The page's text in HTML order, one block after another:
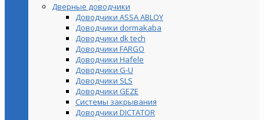
Дверные доводчики
Доводчики ASSA ABLOY
Доводчики dormakaba
Доводчики dk tech
Доводчики FARGO
Доводчики Hafele
Доводчики G-U
Доводчики SLS
Доводчики GEZE
Cистемы закрывания
Доводчики DICTATOR